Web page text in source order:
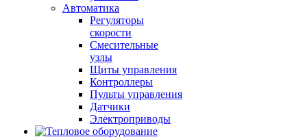
Автоматика
Регуляторы
скорости
Смесительные
узлы
Щиты управления
Контроллеры
Пульты управления
Датчики
Электроприводы